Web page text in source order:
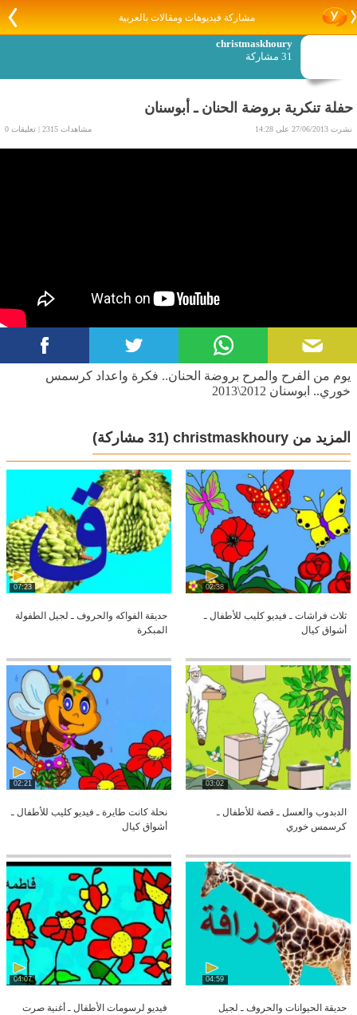
مشاركة فيديوهات ومقالات بالعربية
christmaskhoury
31 مشاركة
حفلة تنكرية بروضة الحنان ـ أبوسنان
نشرت 27/06/2013 على 14:28 مشاهدات 2315 | تعليقات 0
يوم من الفرح والمرح بروضة الحنان.. فكرة واعداد كرسمس
خوري.. ابوسنان 2012\2013
المزيد من christmaskhoury (31 مشاركة)
02:38
ثلاث فراشات ـ فيديو كليب للأطفال ـ
أشواق كيال
07:23
حديقة الفواكه والحروف ـ لجيل الطفولة
المبكرة
03:02
الدبدوب والعسل ـ قصة للأطفال ـ
كرسمس خوري
02:21
نحلة كانت طايرة ـ فيديو كليب للأطفال ـ
أشواق كيال
04:59
حديقة الحيوانات والحروف ـ لجيل
04:07
فيديو لرسومات الأطفال ـ أغنية صرت